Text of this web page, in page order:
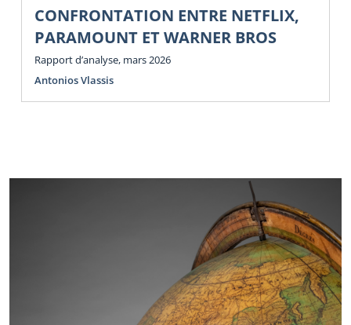
CONFRONTATION ENTRE NETFLIX,
PARAMOUNT ET WARNER BROS
Rapport d’analyse, mars 2026
Antonios Vlassis